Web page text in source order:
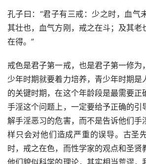
孔子曰：“君子有三戒：少之时，血气
其壮也，血气方刚，戒之在斗；及其老
在得。”
戒色是君子第一戒，也是君子第一修为
少年时期就要着力培养，青少年时期是
的关键时期，在这个年龄段是最需要正
手淫这个问题上，一定要给予正确的引
解手淫恶习的危害，而不是告诉他们手
样只会对他们造成严重的误导。古圣
时，戒之在色，而性学家的观点和圣贤